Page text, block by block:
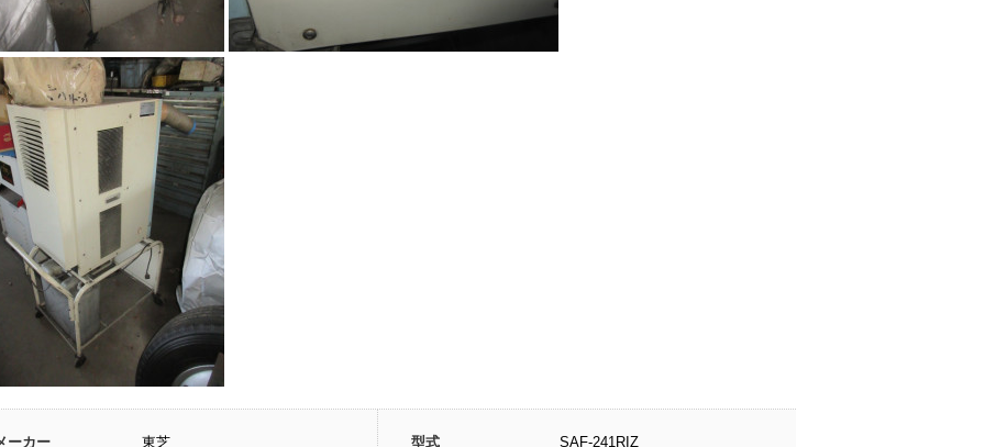
ーカー 東芝 型式 SAF-241RIZ